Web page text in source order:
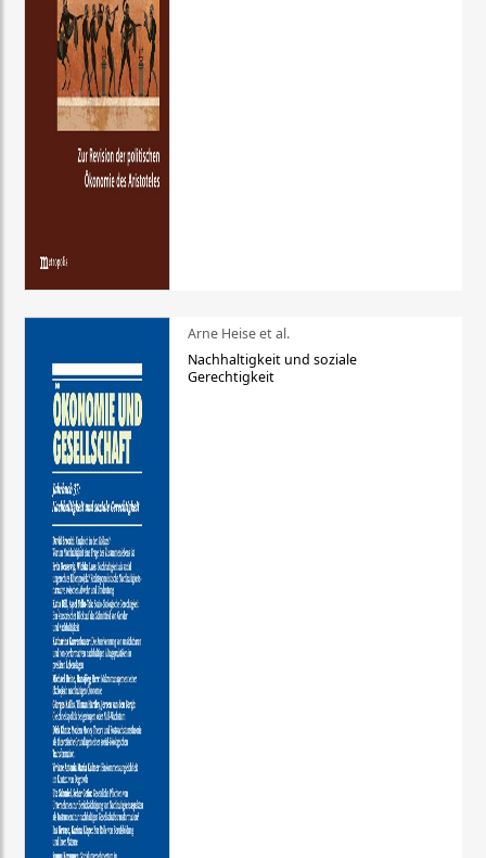
Arne Heise et al.
Nachhaltigkeit und soziale
Gerechtigkeit